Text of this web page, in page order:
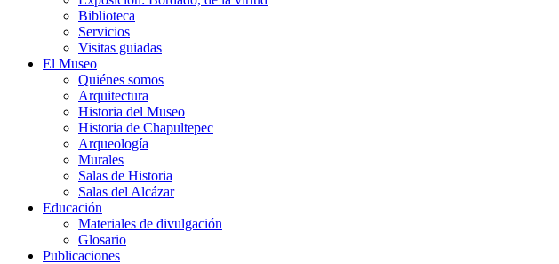
Biblioteca
Servicios
Visitas guiadas
El Museo
Quiénes somos
Arquitectura
Historia del Museo
Historia de Chapultepec
Arqueología
Murales
Salas de Historia
Salas del Alcázar
Educación
Materiales de divulgación
Glosario
Publicaciones